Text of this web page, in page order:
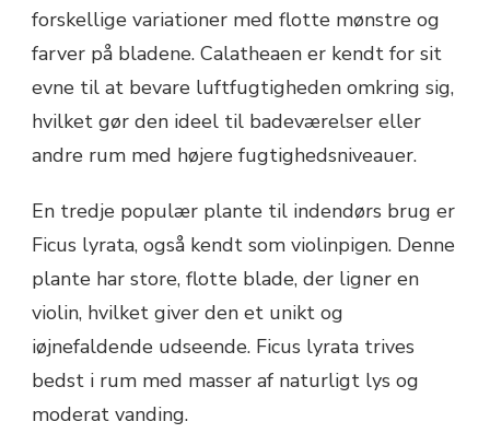
forskellige variationer med flotte mønstre og
farver på bladene. Calatheaen er kendt for sit
evne til at bevare luftfugtigheden omkring sig,
hvilket gør den ideel til badeværelser eller
andre rum med højere fugtighedsniveauer.
En tredje populær plante til indendørs brug er
Ficus lyrata, også kendt som violinpigen. Denne
plante har store, flotte blade, der ligner en
violin, hvilket giver den et unikt og
iøjnefaldende udseende. Ficus lyrata trives
bedst i rum med masser af naturligt lys og
moderat vanding.